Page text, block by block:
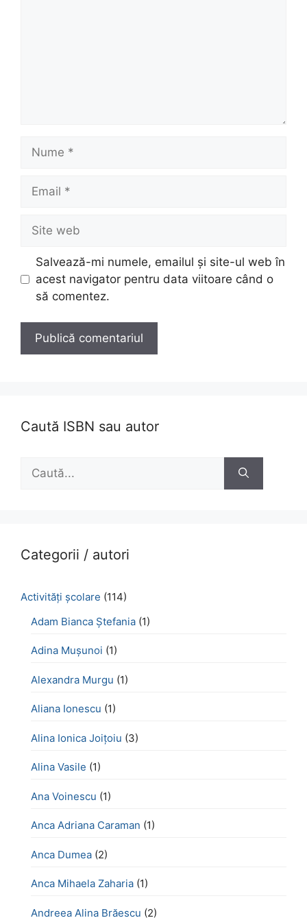
web
Salvează-mi numele, emailul și site-ul web în
acest navigator pentru data viitoare când o
să comentez.
Caută ISBN sau autor
Caută
Categorii / autori
Activităţi şcolare (114)
Adam Bianca Ștefania (1)
Adina Mușunoi (1)
Alexandra Murgu (1)
Aliana Ionescu (1)
Alina Ionica Joițoiu (3)
Alina Vasile (1)
Ana Voinescu (1)
Anca Adriana Caraman (1)
Anca Dumea (2)
Anca Mihaela Zaharia (1)
Andreea Alina Brăescu (2)